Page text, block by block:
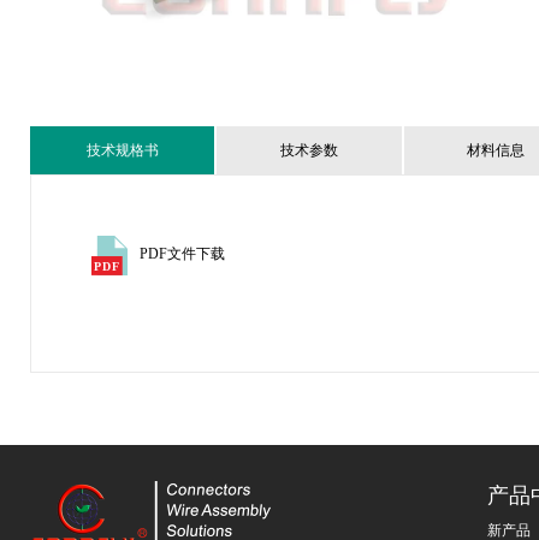
技术规格书 技术参数 材料信息
PDF文件下载
产品
新产品